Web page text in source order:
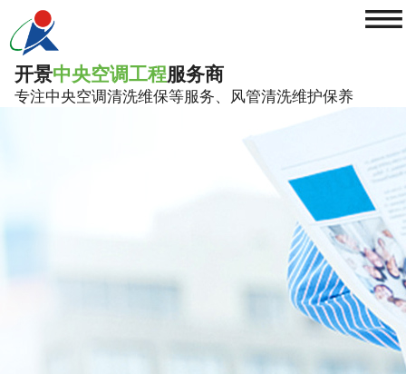
开景中央空调工程服务商
专注中央空调清洗维保等服务、风管清洗维护保养
≡